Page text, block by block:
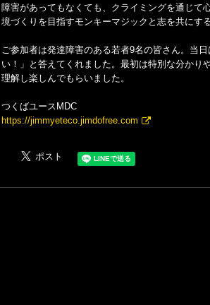
障害があってもなくても、クライミングを通じて
境づくりを目指すモンキーマジックと志を共にす
ご参加者は発達障害のある若者9名の皆さん。当
い！」と答えてくれました。最初は特別な分かり
理解し楽しんでもらいました。
つくばユースMDC
https://jimmyeteco.jimdofree.com